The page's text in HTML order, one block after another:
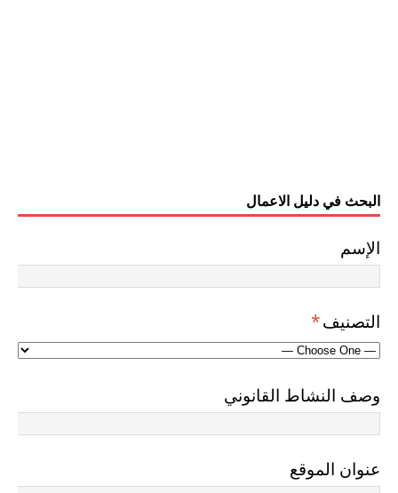
البحث في دليل الاعمال
الإسم
التصنيف*
وصف النشاط القانوني
عنوان الموقع